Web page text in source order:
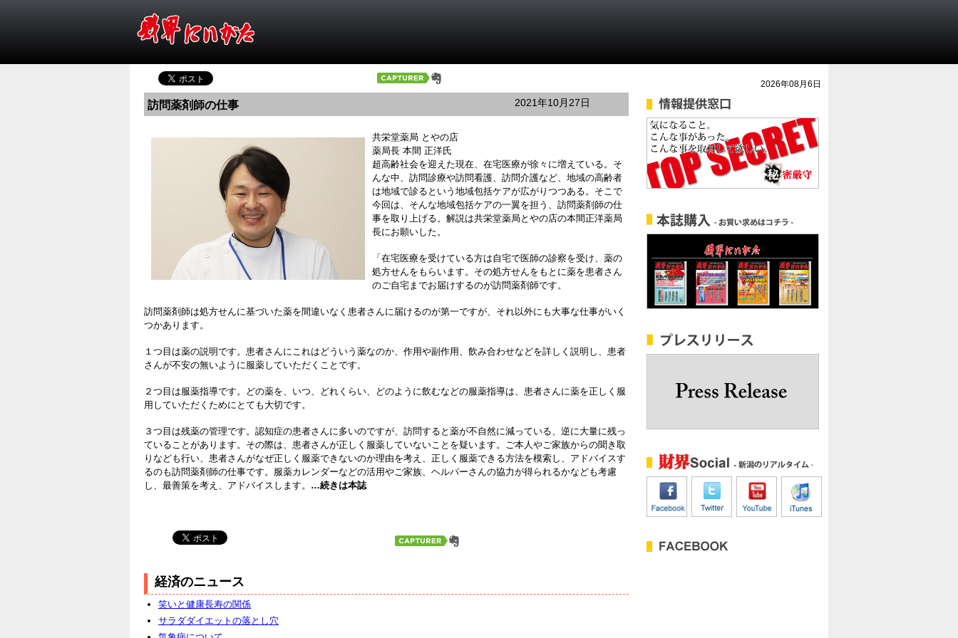
2026年08月6日
訪問薬剤師の仕事 2021年10月27日
共栄堂薬局 とやの店
薬局長 本間 正洋氏
超高齢社会を迎えた現在、在宅医療が徐々に増えている。そ
んな中、訪問診療や訪問看護、訪問介護など、地域の高齢者
は地域で診るという地域包括ケアが広がりつつある。そこで
今回は、そんな地域包括ケアの一翼を担う、訪問薬剤師の仕
事を取り上げる。解説は共栄堂薬局とやの店の本間正洋薬局
長にお願いした。
「在宅医療を受けている方は自宅で医師の診察を受け、薬の
処方せんをもらいます。その処方せんをもとに薬を患者さん
のご自宅までお届けするのが訪問薬剤師です。
訪問薬剤師は処方せんに基づいた薬を間違いなく患者さんに届けるのが第一ですが、それ以外にも大事な仕事がいく
つかあります。
１つ目は薬の説明です。患者さんにこれはどういう薬なのか、作用や副作用、飲み合わせなどを詳しく説明し、患者
さんが不安の無いように服薬していただくことです。
２つ目は服薬指導です。どの薬を、いつ、どれくらい、どのように飲むなどの服薬指導は、患者さんに薬を正しく服
用していただくためにとても大切です。
３つ目は残薬の管理です。認知症の患者さんに多いのですが、訪問すると薬が不自然に減っている、逆に大量に残っ
ていることがあります。その際は、患者さんが正しく服薬していないことを疑います。ご本人やご家族からの聞き取
りなども行い、患者さんがなぜ正しく服薬できないのか理由を考え、正しく服薬できる方法を模索し、アドバイスす
るのも訪問薬剤師の仕事です。服薬カレンダーなどの活用やご家族、ヘルパーさんの協力が得られるかなども考慮
し、最善策を考え、アドバイスします。 …続きは本誌
経済のニュース
笑いと健康長寿の関係
サラダダイエットの落とし穴